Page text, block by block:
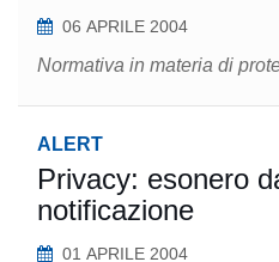
06 APRILE 2004
ALERT
Privacy: esonero
notificazione
01 APRILE 2004